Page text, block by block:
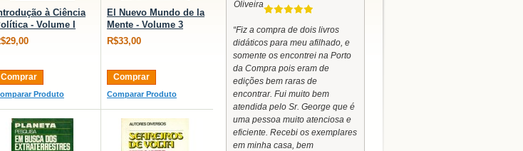
à Ciência
- Volume I
Comprar
Produto
El Nuevo Mundo de la
Mente - Volume 3
R$33,00
Comprar
Comparar Produto
Oliveira
“Fiz a compra de dois livros
didáticos para meu afilhado, e
somente os encontrei na Porto
da Compra pois eram de
edições bem raras de
encontrar. Fui muito bem
atendida pelo Sr. George que é
uma pessoa muito atenciosa e
eficiente. Recebi os exemplares
em minha casa, bem